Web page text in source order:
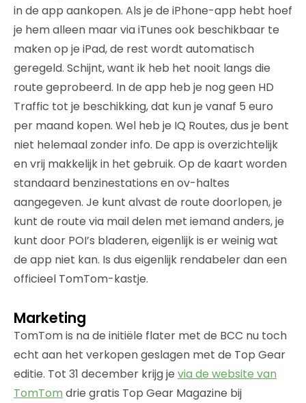
in de app aankopen. Als je de iPhone-app hebt hoef
je hem alleen maar via iTunes ook beschikbaar te
maken op je iPad, de rest wordt automatisch
geregeld. Schijnt, want ik heb het nooit langs die
route geprobeerd. In de app heb je nog geen HD
Traffic tot je beschikking, dat kun je vanaf 5 euro
per maand kopen. Wel heb je IQ Routes, dus je bent
niet helemaal zonder info. De app is overzichtelijk
en vrij makkelijk in het gebruik. Op de kaart worden
standaard benzinestations en ov-haltes
aangegeven. Je kunt alvast de route doorlopen, je
kunt de route via mail delen met iemand anders, je
kunt door POI’s bladeren, eigenlijk is er weinig wat
de app niet kan. Is dus eigenlijk rendabeler dan een
officieel TomTom-kastje.
Marketing
TomTom is na de initiële flater met de BCC nu toch
echt aan het verkopen geslagen met de Top Gear
editie. Tot 31 december krijg je via de website van
TomTom drie gratis Top Gear Magazine bij